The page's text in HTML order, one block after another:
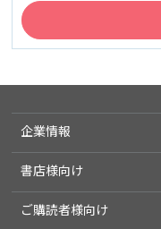
企業情報
書店様向け
ご購読者様向け